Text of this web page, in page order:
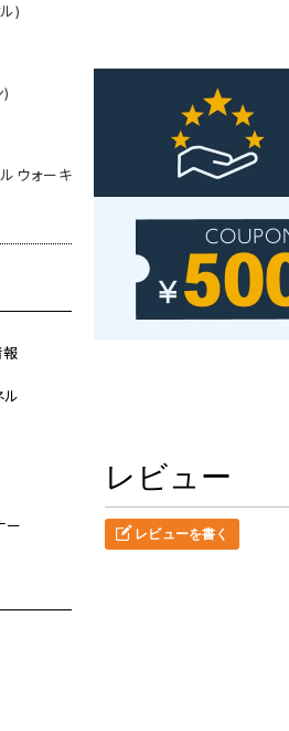
)
)
ウォーキ
報
ー
レビュー
レビューを書く